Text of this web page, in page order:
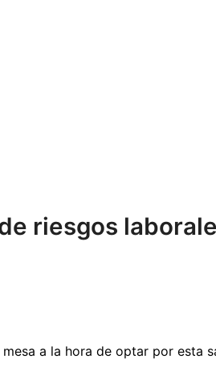
riesgos
a la hora de optar por esta